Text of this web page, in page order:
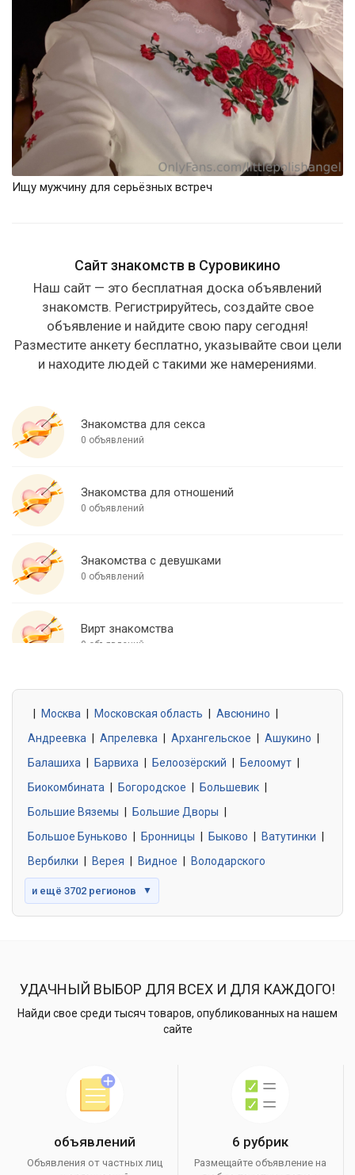
Ищу мужчину для серьёзных встреч
Сайт знакомств в Суровикино
Наш сайт — это бесплатная доска объявлений
знакомств. Регистрируйтесь, создайте свое
объявление и найдите свою пару сегодня!
Разместите анкету бесплатно, указывайте свои цели
и находите людей с такими же намерениями.
Знакомства для секса
0 объявлений
Знакомства для отношений
0 объявлений
Знакомства с девушками
0 объявлений
Вирт знакомства
0 объявлений
0 объявлений
Знакомства без обязательств
0 объявлений
Москва Московская область Авсюнино
Андреевка
Апрелевка Архангельское Ашукино
Балашиха
Барвиха Белоозёрский Белоомут
Биокомбината
Богородское Большевик
Большие Вяземы
Большие Дворы
Большое Буньково
Бронницы Быково Ватутинки
Вербилки
Верея Видное Володарского
и ещё 3702 регионов ▼
УДАЧНЫЙ ВЫБОР ДЛЯ ВСЕХ И ДЛЯ КАЖДОГО!
Найди свое среди тысяч товаров, опубликованных на нашем
сайте
объявлений
Объявления от частных лиц
6 рубрик
Размещайте объявление на